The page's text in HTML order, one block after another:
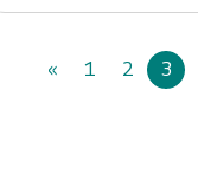
« 1 2 3